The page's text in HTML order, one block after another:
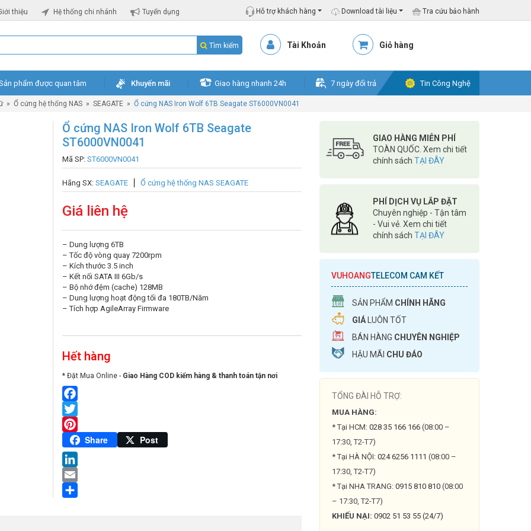
thiệu Hệ thống chi nhánh Tuyển dụng Hỗ trợ khách hàng Download tài liệu Tra cứu bảo hành
Tìm kiếm Tài Khoản Giỏ hàng
phẩm được quan tâm Khuyến mãi Giao hàng nhanh 24h 7 ngày đổi trả Tin Công Nghệ
» Ổ cứng hệ thống NAS » SEAGATE » Ổ cứng NAS Iron Wolf 6TB Seagate ST6000VN0041
Ổ cứng NAS Iron Wolf 6TB Seagate
ST6000VN0041
Mã SP: ST6000VN0041
Hãng SX: SEAGATE Ổ cứng hệ thống NAS SEAGATE
Giá liên hệ
– Dung lượng 6TB
– Tốc độ vòng quay 7200rpm
– Kích thước 3.5 inch
– Kết nối SATA III 6Gb/s
– Bộ nhớ đệm (cache) 128MB
– Dung lượng hoạt động tối đa 180TB/Năm
– Tích hợp AgileArray Firmware
Hết hàng
* Đặt Mua Online - Giao Hàng COD kiểm hàng & thanh toán tận nơi
Facebook
Twitter
Pinterest
Share Post
LinkedIn
Email
GIAO HÀNG MIỄN PHÍ
TOÀN QUỐC. Xem chi tiết
chính sách TẠI ĐÂY
PHÍ DỊCH VỤ LẮP ĐẶT
Chuyên nghiệp - Tận tâm
- Vui vẻ. Xem chi tiết
chính sách TẠI ĐÂY
VUHOANGTELECOM CAM KẾT
SẢN PHẨM CHÍNH HÃNG
GIÁ LUÔN TỐT
BÁN HÀNG CHUYÊN NGHIỆP
HẬU MÃI CHU ĐÁO
TỔNG ĐÀI HỖ TRỢ:
MUA HÀNG:
* Tại HCM: 028 35 166 166 (08:00 –
17:30, T2-T7)
* Tại HÀ NỘI: 024 6256 1111 (08:00 –
17:30, T2-T7)
* Tại NHA TRANG: 0915 810 810 (08:00
– 17:30, T2-T7)
KHIẾU NẠI: 0902 51 53 55 (24/7)